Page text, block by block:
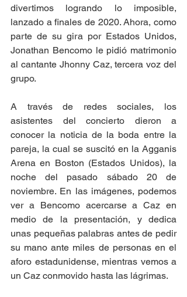
divertimos logrando lo imposible,
lanzado a finales de 2020. Ahora, como
parte de su gira por Estados Unidos,
Jonathan Bencomo le pidió matrimonio
al cantante Jhonny Caz, tercera voz del
grupo.
A través de redes sociales, los
asistentes del concierto dieron a
conocer la noticia de la boda entre la
pareja, la cual se suscitó en la Agganis
Arena en Boston (Estados Unidos), la
noche del pasado sábado 20 de
noviembre. En las imágenes, podemos
ver a Bencomo acercarse a Caz en
medio de la presentación, y dedica
unas pequeñas palabras antes de pedir
su mano ante miles de personas en el
aforo estadunidense, mientras vemos a
un Caz conmovido hasta las lágrimas.